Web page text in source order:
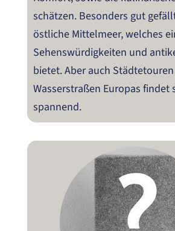
schätzen. Besonders gut
östliche Mittelmeer, welches
Sehenswürdigkeiten und
bietet. Aber auch
Wasserstraßen Europas findet
spannend.